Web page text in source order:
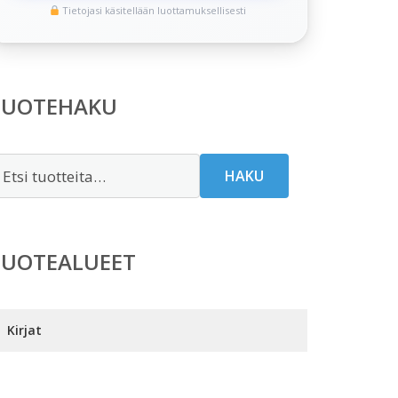
Tietojasi käsitellään luottamuksellisesti
HAKU
Kirjat